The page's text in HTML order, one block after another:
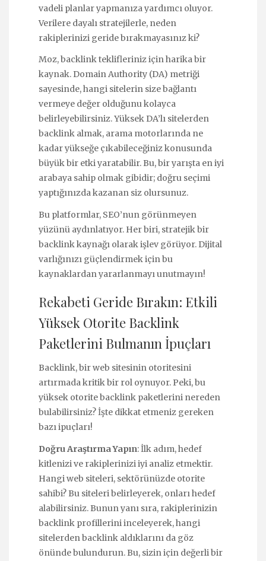
vadeli planlar yapmanıza yardımcı oluyor.
Verilere dayalı stratejilerle, neden
rakiplerinizi geride bırakmayasınız ki?
Moz, backlink teklifleriniz için harika bir
kaynak. Domain Authority (DA) metriği
sayesinde, hangi sitelerin size bağlantı
vermeye değer olduğunu kolayca
belirleyebilirsiniz. Yüksek DA’lı sitelerden
backlink almak, arama motorlarında ne
kadar yükseğe çıkabileceğiniz konusunda
büyük bir etki yaratabilir. Bu, bir yarışta en iyi
arabaya sahip olmak gibidir; doğru seçimi
yaptığınızda kazanan siz olursunuz.
Bu platformlar, SEO’nun görünmeyen
yüzünü aydınlatıyor. Her biri, stratejik bir
backlink kaynağı olarak işlev görüyor. Dijital
varlığınızı güçlendirmek için bu
kaynaklardan yararlanmayı unutmayın!
Rekabeti Geride Bırakın: Etkili
Yüksek Otorite Backlink
Paketlerini Bulmanın İpuçları
Backlink, bir web sitesinin otoritesini
artırmada kritik bir rol oynuyor. Peki, bu
yüksek otorite backlink paketlerini nereden
bulabilirsiniz? İşte dikkat etmeniz gereken
bazı ipuçları!
Doğru Araştırma Yapın: İlk adım, hedef
kitlenizi ve rakiplerinizi iyi analiz etmektir.
Hangi web siteleri, sektörünüzde otorite
sahibi? Bu siteleri belirleyerek, onları hedef
alabilirsiniz. Bunun yanı sıra, rakiplerinizin
backlink profillerini inceleyerek, hangi
sitelerden backlink aldıklarını da göz
önünde bulundurun. Bu, sizin için değerli bir